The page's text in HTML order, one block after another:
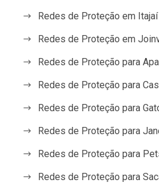
Redes de Proteção em Itajaí
Redes de Proteção em
Redes de Proteção para
Redes de Proteção para
Redes de Proteção para
Redes de Proteção para
Redes de Proteção para
Redes de Proteção para